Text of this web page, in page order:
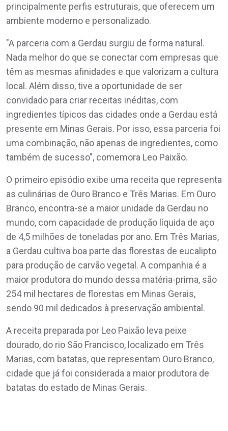
principalmente perfis estruturais, que oferecem um
ambiente moderno e personalizado.
"A parceria com a Gerdau surgiu de forma natural.
Nada melhor do que se conectar com empresas que
têm as mesmas afinidades e que valorizam a cultura
local. Além disso, tive a oportunidade de ser
convidado para criar receitas inéditas, com
ingredientes típicos das cidades onde a Gerdau está
presente em Minas Gerais. Por isso, essa parceria foi
uma combinação, não apenas de ingredientes, como
também de sucesso", comemora Leo Paixão.
O primeiro episódio exibe uma receita que representa
as culinárias de Ouro Branco e Três Marias. Em Ouro
Branco, encontra-se a maior unidade da Gerdau no
mundo, com capacidade de produção líquida de aço
de 4,5 milhões de toneladas por ano. Em Três Marias,
a Gerdau cultiva boa parte das florestas de eucalipto
para produção de carvão vegetal. A companhia é a
maior produtora do mundo dessa matéria-prima, são
254 mil hectares de florestas em Minas Gerais,
sendo 90 mil dedicados à preservação ambiental.
A receita preparada por Leo Paixão leva peixe
dourado, do rio São Francisco, localizado em Três
Marias, com batatas, que representam Ouro Branco,
cidade que já foi considerada a maior produtora de
batatas do estado de Minas Gerais.